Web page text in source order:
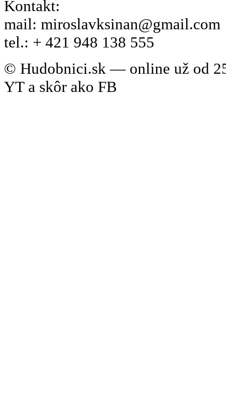
Kontakt:
mail: miroslavksinan@gmail.com
tel.: + 421 948 138 555
© Hudobnici.sk — online už od
YT a skôr ako FB